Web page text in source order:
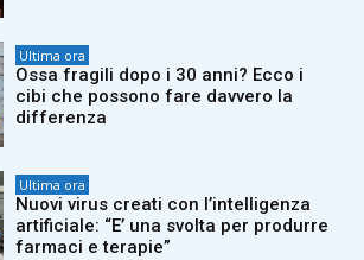
Ultima ora
Ossa fragili dopo i 30 anni? Ecco i
cibi che possono fare davvero la
differenza
Ultima ora
Nuovi virus creati con l’intelligenza
artificiale: “E’ una svolta per produrre
farmaci e terapie”